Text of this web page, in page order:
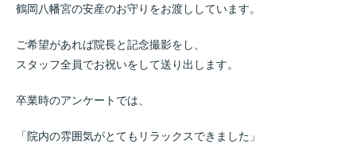
鶴岡八幡宮の安産のお守りをお渡ししています。
ご希望があれば院長と記念撮影をし、
スタッフ全員でお祝いをして送り出します。
卒業時のアンケートでは、
「院内の雰囲気がとてもリラックスできました」